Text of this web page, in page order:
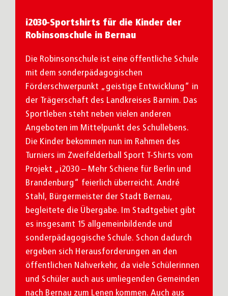
i2030-Sportshirts für die Kinder der
Robinsonschule in Bernau
Die Robinsonschule ist eine öffentliche Schule
mit dem sonderpädagogischen
Förderschwerpunkt „geistige Entwicklung“ in
der Trägerschaft des Landkreises Barnim. Das
Sportleben steht neben vielen anderen
Angeboten im Mittelpunkt des Schullebens.
Die Kinder bekommen nun im Rahmen des
Turniers im Zweifelderball Sport T-Shirts vom
Projekt „i2030 – Mehr Schiene für Berlin und
Brandenburg“ feierlich überreicht. André
Stahl, Bürgermeister der Stadt Bernau,
begleitete die Übergabe. Im Stadtgebiet gibt
es insgesamt 15 allgemeinbildende und
sonderpädagogische Schule. Schon dadurch
ergeben sich Herausforderungen an den
öffentlichen Nahverkehr, da viele Schülerinnen
und Schüler auch aus umliegenden Gemeinden
nach Bernau zum Lenen kommen. Auch aus